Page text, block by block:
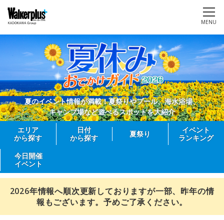
MENU
夏のイベント情報が満載！夏祭りやプール、海水浴場、
キャンプ場など遊べるスポットを大紹介
エリア
から探す
日付
から探す
夏祭り
イベント
ランキング
今日開催
イベント
2026年情報へ順次更新しておりますが一部、昨年の情
報もございます。予めご了承ください。